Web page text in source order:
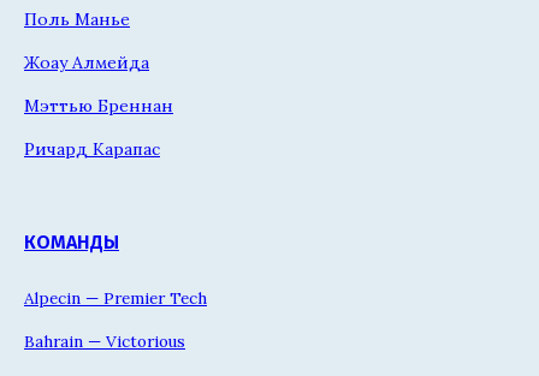
Поль Манье
Жоау Алмейда
Мэттью Бреннан
Ричард Карапас
КОМАНДЫ
Alpecin — Premier Tech
Bahrain — Victorious